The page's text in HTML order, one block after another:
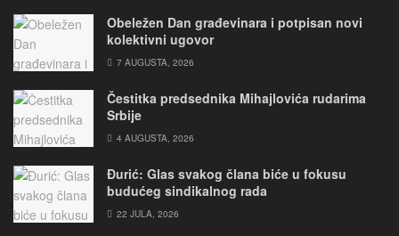
Obeležen Dan građevinara i potpisan novi
kolektivni ugovor
7 AUGUSTA, 2026
Čestitka predsednika Mihajlovića rudarima
Srbije
4 AUGUSTA, 2026
Đurić: Glas svakog člana biće u fokusu
budućeg sindikalnog rada
22 JULA, 2026